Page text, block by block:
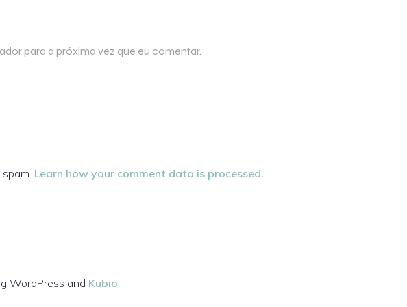
para a próxima vez que eu comentar.
Learn how your comment data is processed.
WordPress and Kubio